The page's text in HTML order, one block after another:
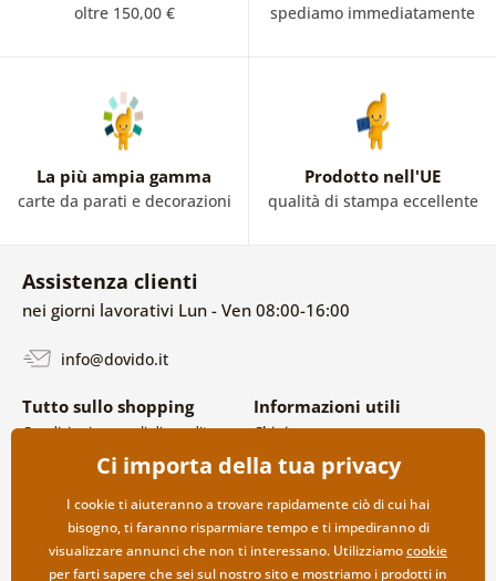
oltre 150,00 € spediamo immediatamente
La più ampia gamma
carte da parati e decorazioni
Prodotto nell'UE
qualità di stampa eccellente
Assistenza clienti
nei giorni lavorativi Lun - Ven 08:00-16:00
info@dovido.it
Tutto sullo shopping
Condizioni generali di vendita e
Politica sulla privacy
Opzioni di spedizione e
pagamento
Reso della merce
Informazioni utili
Chi siamo
FAQ
Contatti
Collaborazione all’ingrosso
Ci importa della tua privacy
I cookie ti aiuteranno a trovare rapidamente ciò di cui hai
bisogno, ti faranno risparmiare tempo e ti impediranno di
visualizzare annunci che non ti interessano. Utilizziamocookie
per farti sapere che sei sul nostro sito e mostriamo i prodotti in